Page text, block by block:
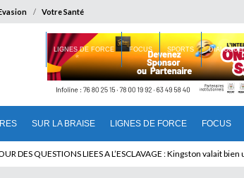
Votre Santé
SUR LA BRAISE LIGNES DE FORCE FOCUS
LIGNES DE FORCE FOCUS SPORTS
DU CAMEROUN : Qui pilote le Cameroun ?